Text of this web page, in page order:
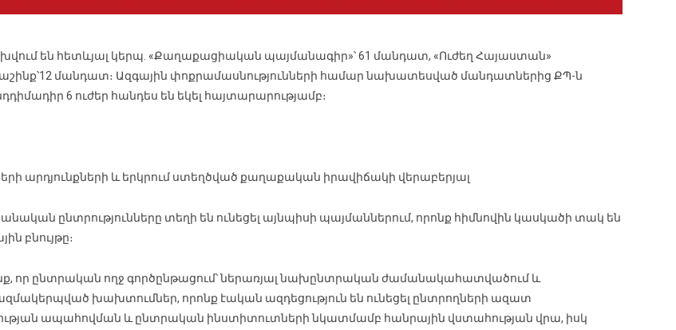
են հետևյալ կերպ. «Քաղաքացիական պայմանագիր»՝ 61 մանդատ, «Ուժեղ Հայաստան»
մանդատ։ Ազգային փոքրամասնությունների համար նախատեսված մանդատներից ՔՊ-ն
6 ուժեր հանդես են եկել հայտարարությամբ։
արդյունքների և երկրում ստեղծված քաղաքական իրավիճակի վերաբերյալ
ընտրությունները տեղի են ունեցել այնպիսի պայմաններում, որոնք հիմնովին կասկածի տակ են
բնույթը։
որ ընտրական ողջ գործընթացում՝ ներառյալ նախընտրական ժամանակահատվածում և
խախտումներ, որոնք էական ազդեցություն են ունեցել ընտրողների ազատ
ապահովման և ընտրական ինստիտուտների նկատմամբ հանրային վստահության վրա, իսկ